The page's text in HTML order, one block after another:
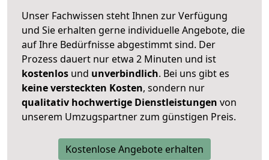
Unser Fachwissen steht Ihnen zur Verfügung
und Sie erhalten gerne individuelle Angebote, die
auf Ihre Bedürfnisse abgestimmt sind. Der
Prozess dauert nur etwa 2 Minuten und ist
kostenlos und unverbindlich. Bei uns gibt es
keine versteckten Kosten, sondern nur
qualitativ hochwertige Dienstleistungen von
unserem Umzugspartner zum günstigen Preis.
Kostenlose Angebote erhalten